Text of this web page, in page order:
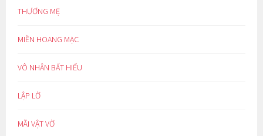
THƯƠNG MẸ
MIỀN HOANG MẠC
VÔ NHÂN BẤT HIẾU
LẬP LỜ
MÃI VẬT VỜ